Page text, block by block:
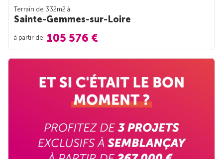
Terrain de 332m2 à
Sainte-Gemmes-sur-Loire
à partir de 105 576 €